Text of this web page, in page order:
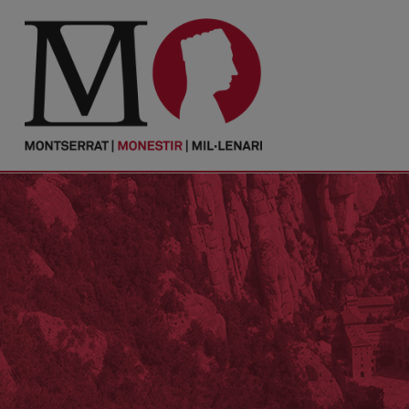
PORTADA
Monestir
Cultura
Actualitat
Fundació
Visita'ns
Ofrenes
Reserves